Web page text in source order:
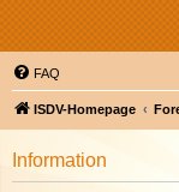
FAQ
ISDV-Homepage
Information